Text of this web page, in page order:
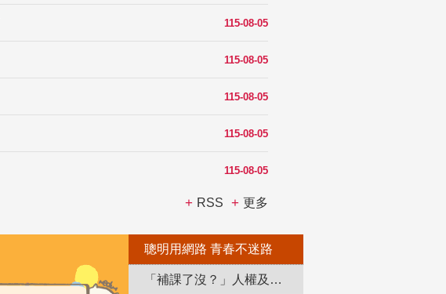
115-08-05
115-08-05
115-08-05
115-08-05
115-08-05
RSS 更多
聰明用網路 青春不迷路
「補課了沒？」人權及轉型正義教育專區